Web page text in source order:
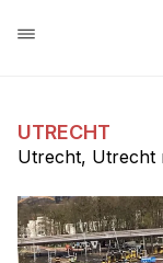
UTRECHT
Utrecht, Utrecht